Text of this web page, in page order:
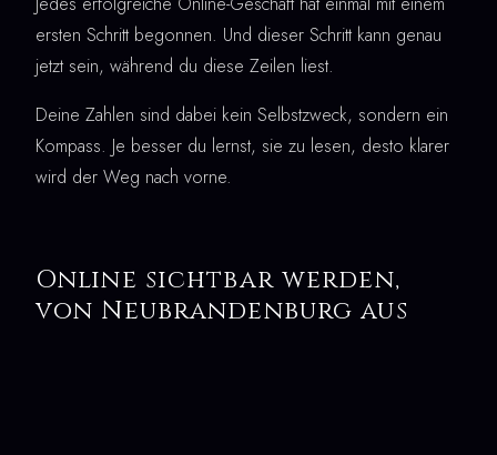
ersten Schritt begonnen. Und dieser Schritt kann genau
jetzt sein, während du diese Zeilen liest.
Deine Zahlen sind dabei kein Selbstzweck, sondern ein
Kompass. Je besser du lernst, sie zu lesen, desto klarer
wird der Weg nach vorne.
Online sichtbar werden,
von Neubrandenburg aus